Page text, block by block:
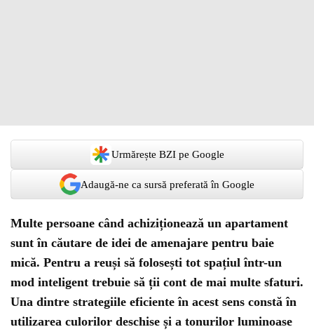
Urmărește BZI pe Google
Adaugă-ne ca sursă preferată în Google
Multe persoane când achiziționează un apartament
sunt în căutare de idei de amenajare pentru baie
mică. Pentru a reuși să folosești tot spațiul într-un
mod inteligent trebuie să ții cont de mai multe sfaturi.
Una dintre strategiile eficiente în acest sens constă în
utilizarea culorilor deschise și a tonurilor luminoase